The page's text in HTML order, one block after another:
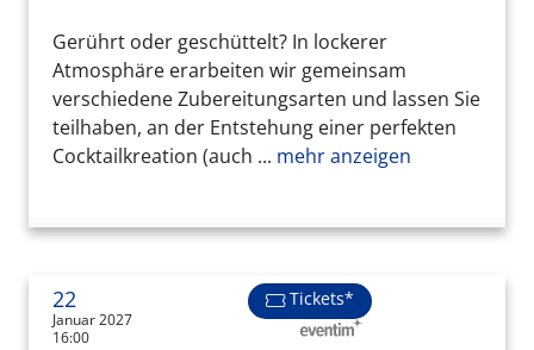
Gerührt oder geschüttelt? In lockerer
Atmosphäre erarbeiten wir gemeinsam
verschiedene Zubereitungsarten und lassen Sie
teilhaben, an der Entstehung einer perfekten
Cocktailkreation (auch ... mehr anzeigen
22
Januar 2027
16:00
Tickets*